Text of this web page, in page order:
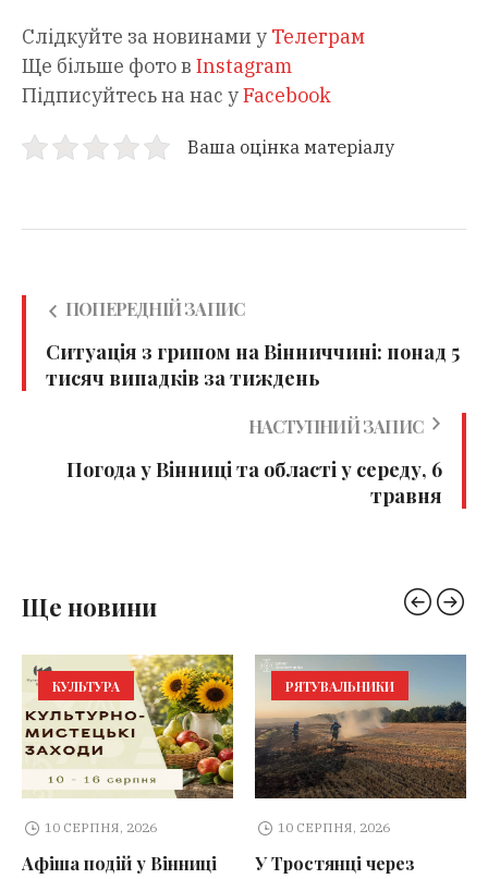
Слідкуйте за новинами у Телеграм
Ще більше фото в Instagram
Підписуйтесь на нас уFacebook
Ваша оцінка матеріалу
ПОПЕРЕДНІЙ ЗАПИС
Ситуація з грипом на Вінниччині: понад 5
тисяч випадків за тиждень
НАСТУПНИЙ ЗАПИС
Погода у Вінниці та області у середу, 6
травня
Ще новини
КУЛЬТУРА
10 СЕРПНЯ, 2026
Афіша подій у Вінниці
РЯТУВАЛЬНИКИ
10 СЕРПНЯ, 2026
У Тростянці через